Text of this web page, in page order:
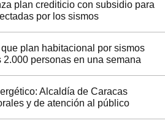
plan crediticio con subsidio para
por los sismos
plan habitacional por sismos
personas en una semana
Alcaldía de Caracas
y de atención al público